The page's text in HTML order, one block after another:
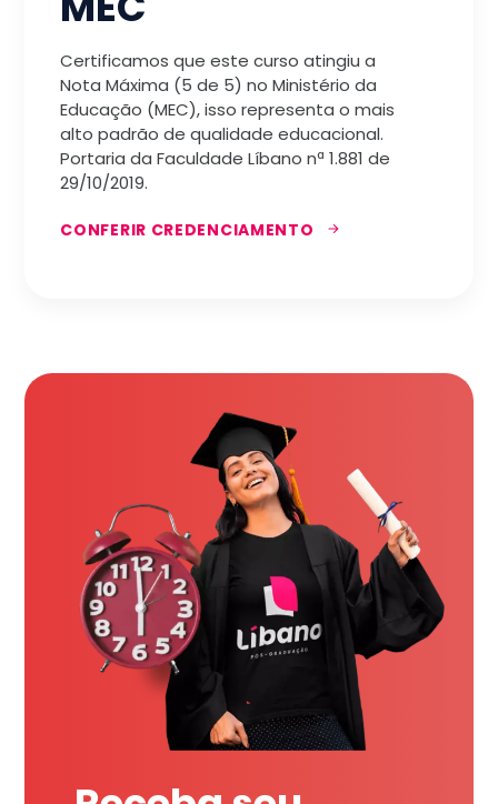
Certificamos que este curso atingiu a
Nota Máxima (5 de 5) no Ministério da
Educação (MEC), isso representa o mais
alto padrão de qualidade educacional.
Portaria da Faculdade Líbano nª 1.881 de
29/10/2019.
CONFERIR CREDENCIAMENTO